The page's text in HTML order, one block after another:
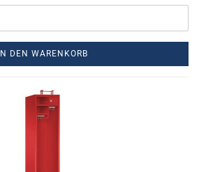
IN DEN WARENKORB